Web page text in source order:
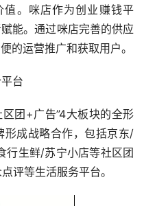
值。咪店作为创业赚钱平
能。通过咪店完善的供应
的运营推广和获取用户。
台
团+广告”4大板块的全形
形成战略合作，包括京东/
行生鲜/苏宁小店等社区团
评等生活服务平台。